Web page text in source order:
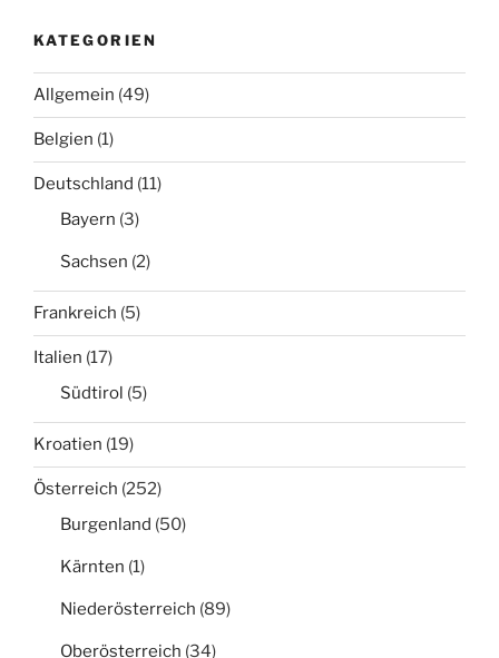
KATEGORIEN
Allgemein (49)
Belgien (1)
Deutschland (11)
Bayern (3)
Sachsen (2)
Frankreich (5)
Italien (17)
Südtirol (5)
Kroatien (19)
Österreich (252)
Burgenland (50)
Kärnten (1)
Niederösterreich (89)
Oberösterreich (34)